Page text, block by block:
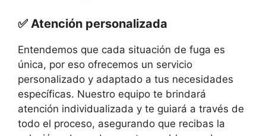
✅ Atención personalizada
Entendemos que cada situación de fuga es
única, por eso ofrecemos un servicio
personalizado y adaptado a tus necesidades
específicas. Nuestro equipo te brindará
atención individualizada y te guiará a través de
todo el proceso, asegurando que recibas la